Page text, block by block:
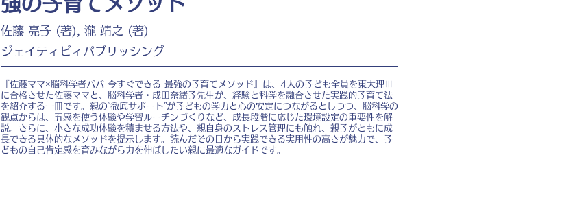
佐藤 亮子 (著), 瀧 靖之 (著)
ジェイティビィパブリッシング
『佐藤ママ×脳科学者パパ 今すぐできる 最強の子育てメソッド』は、4人の子ども全員を東大理Ⅲ
に合格させた佐藤ママと、脳科学者・成田奈緒子先生が、経験と科学を融合させた実践的子育て法
を紹介する一冊です。親の“徹底サポート”が子どもの学力と心の安定につながるとしつつ、脳科学の
観点からは、五感を使う体験や学習ルーチンづくりなど、成長段階に応じた環境設定の重要性を解
説。さらに、小さな成功体験を積ませる方法や、親自身のストレス管理にも触れ、親子がともに成
長できる具体的なメソッドを提示します。読んだその日から実践できる実用性の高さが魅力で、子
どもの自己肯定感を育みながら力を伸ばしたい親に最適なガイドです。